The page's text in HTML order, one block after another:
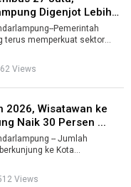
Digenjot Lebih
Pemerintah
terus memperkuat sektor
Views
2026, Wisatawan ke
Naik 30 Persen ...
-- Jumlah
ke Kota
Views